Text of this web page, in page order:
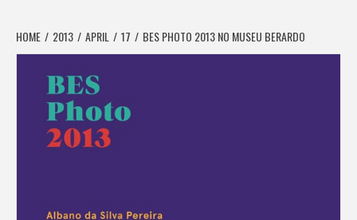
HOME 2013 APRIL 17 BES PHOTO 2013 NO MUSEU BERARDO